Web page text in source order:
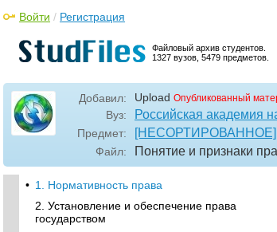
Файловый архив студентов.
1327 вузов, 5479 предметов.
Войти / Регистрация
Добавил: Upload Опубликованный
Вуз: Российская академия
Предмет: [НЕСОРТИРОВАННОЕ]
Файл: Понятие и признаки
• 1. Нормативность права
2. Установление и обеспечение права
государством